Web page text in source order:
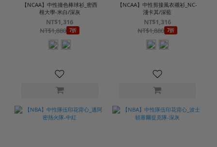
【NCAA】中性撞色棒球衫_密西
根大學-米白/深灰
NT$1,316
NT$1,880 7折
【NCAA】中性剪接風衣襯衫_NC-
淺卡其/深藍
NT$1,316
NT$1,880 7折